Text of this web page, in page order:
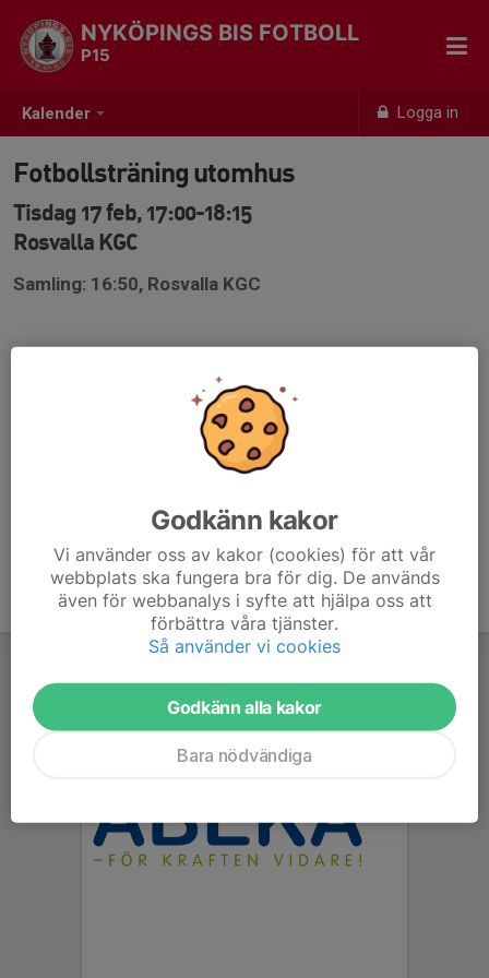
Kalender Logga in
NYKÖPINGS BIS FOTBOLL
P15
Fotbollsträning utomhus
Tisdag 17 feb, 17:00-18:15
Rosvalla KGC
Samling: 16:50, Rosvalla KGC
Godkänn kakor
Vi använder oss av kakor (cookies) för att vår
webbplats ska fungera bra för dig. De används
även för webbanalys i syfte att hjälpa oss att
förbättra våra tjänster.
Så använder vi cookies
Godkänn alla kakor
Bara nödvändiga